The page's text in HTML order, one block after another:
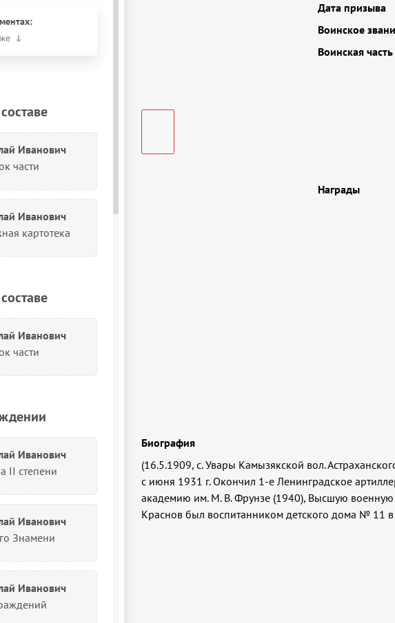
Иванович
части
Иванович
картотека
Иванович
части
Иванович
II степени
Иванович
Знамени
Иванович
Дата призыва
Воинское
Воинская часть
Награды
Биография
(16.5.1909, с. Увары Камызякской вол.
с июня 1931 г. Окончил 1-е Ленинградское
академию им. М. В. Фрунзе (1940), Высшую
Краснов был воспитанником детского дома № 11 в